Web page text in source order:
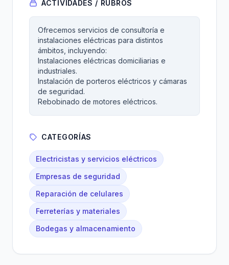
ACTIVIDADES / RUBROS
Ofrecemos servicios de consultoría e
instalaciones eléctricas para distintos
ámbitos, incluyendo:
Instalaciones eléctricas domiciliarias e
industriales.
Instalación de porteros eléctricos y cámaras
de seguridad.
Rebobinado de motores eléctricos.
CATEGORÍAS
Electricistas y servicios eléctricos
Empresas de seguridad
Reparación de celulares
Ferreterías y materiales
Bodegas y almacenamiento